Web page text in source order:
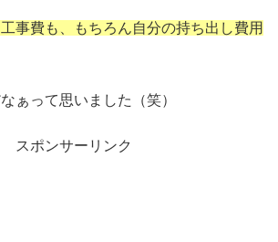
事費も、もちろん自分の持ち出し費用
ぁって思いました（笑）
スポンサーリンク